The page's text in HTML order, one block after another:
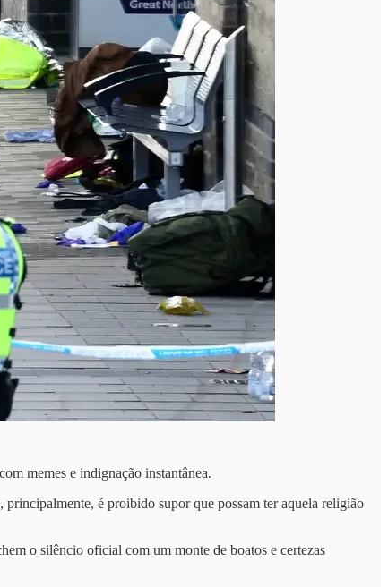
memes e indignação instantânea.
é proibido supor que possam ter aquela religião
o silêncio oficial com um monte de boatos e certezas